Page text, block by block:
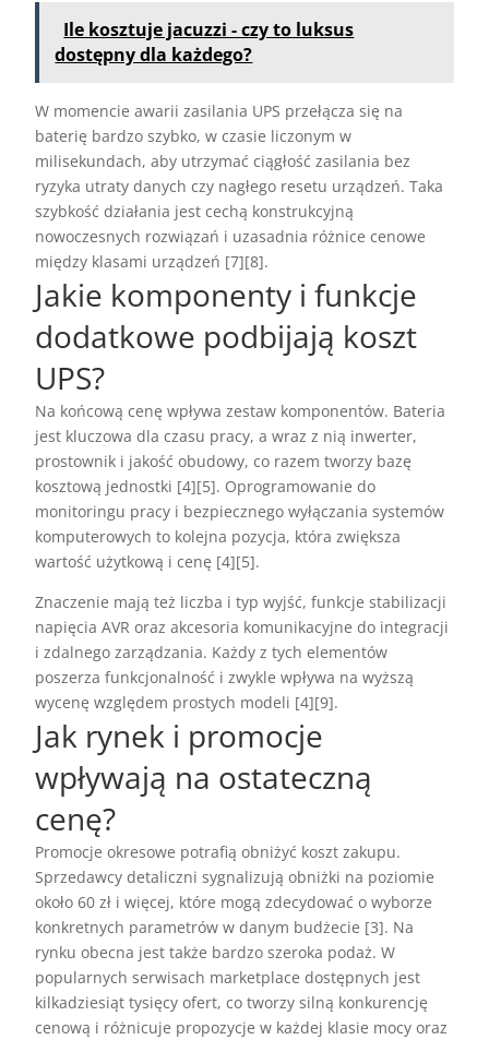
Ile kosztuje jacuzzi - czy to luksus
dostępny dla każdego?
W momencie awarii zasilania UPS przełącza się na
baterię bardzo szybko, w czasie liczonym w
milisekundach, aby utrzymać ciągłość zasilania bez
ryzyka utraty danych czy nagłego resetu urządzeń. Taka
szybkość działania jest cechą konstrukcyjną
nowoczesnych rozwiązań i uzasadnia różnice cenowe
między klasami urządzeń [7][8].
Jakie komponenty i funkcje
dodatkowe podbijają koszt
UPS?
Na końcową cenę wpływa zestaw komponentów. Bateria
jest kluczowa dla czasu pracy, a wraz z nią inwerter,
prostownik i jakość obudowy, co razem tworzy bazę
kosztową jednostki [4][5]. Oprogramowanie do
monitoringu pracy i bezpiecznego wyłączania systemów
komputerowych to kolejna pozycja, która zwiększa
wartość użytkową i cenę [4][5].
Znaczenie mają też liczba i typ wyjść, funkcje stabilizacji
napięcia AVR oraz akcesoria komunikacyjne do integracji
i zdalnego zarządzania. Każdy z tych elementów
poszerza funkcjonalność i zwykle wpływa na wyższą
wycenę względem prostych modeli [4][9].
Jak rynek i promocje
wpływają na ostateczną
cenę?
Promocje okresowe potrafią obniżyć koszt zakupu.
Sprzedawcy detaliczni sygnalizują obniżki na poziomie
około 60 zł i więcej, które mogą zdecydować o wyborze
konkretnych parametrów w danym budżecie [3]. Na
rynku obecna jest także bardzo szeroka podaż. W
popularnych serwisach marketplace dostępnych jest
kilkadziesiąt tysięcy ofert, co tworzy silną konkurencję
cenową i różnicuje propozycje w każdej klasie mocy oraz